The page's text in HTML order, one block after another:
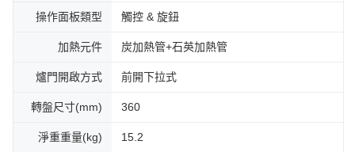
操作面板類型 觸控 & 旋鈕
加熱元件 炭加熱管+石英加熱管
爐門開啟方式 前開下拉式
轉盤尺寸(mm) 360
淨重重量(kg) 15.2